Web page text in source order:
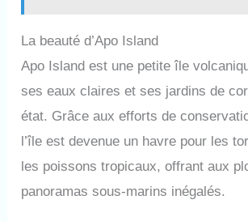
La beauté d’Apo Island
Apo Island est une petite île
ses eaux claires et ses jardins de
état. Grâce aux efforts de
l’île est devenue un havre pour les
les poissons tropicaux, offrant aux
panoramas sous-marins inégalés.